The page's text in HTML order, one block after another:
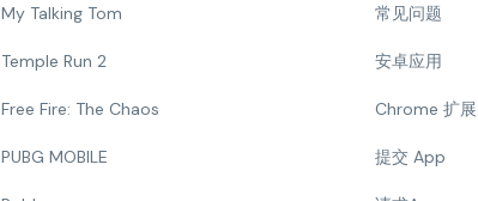
My Talking Tom
Temple Run 2
Free Fire: The Chaos
PUBG MOBILE
常见问题
安卓应用
Chrome 扩展
提交 App